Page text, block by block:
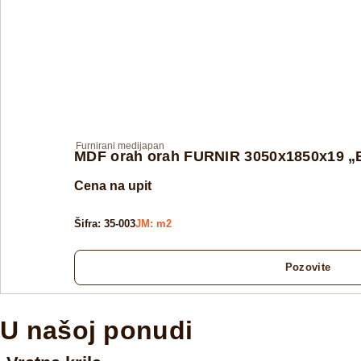
Furnirani medijapan
MDF orah orah FURNIR 3050x1850x19
Cena na upit
Šifra: 35-003JM: m2
Pozovite
U našoj ponudi